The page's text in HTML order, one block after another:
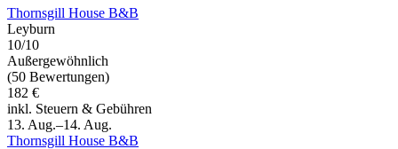
Thornsgill House B&B
Leyburn
10/10
Außergewöhnlich
(50 Bewertungen)
182 €
inkl. Steuern & Gebühren
13. Aug.–14. Aug.
Thornsgill House B&B